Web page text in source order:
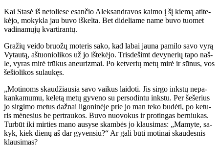
Kai Sta­sė iš ne­to­lie­se esan­čio Alek­san­dra­vos kai­mo į šį kie­mą ati­te­
kė­jo, mo­kyk­la jau bu­vo iš­kel­ta. Bet di­de­lia­me na­me bu­vo tuo­met
va­di­na­mų­jų kvar­ti­ran­tų.
Gra­žių vei­do bruo­žų mo­te­ris sa­ko, kad la­bai jau­na pa­mi­lo sa­vo vy­rą
Vy­tau­tą, aš­tuo­nio­li­kos už jo iš­te­kė­jo. Tris­de­šimt de­vy­ne­rių ta­po naš­
le, vy­ras mi­rė trū­kus aneu­riz­mai. Po ket­ve­rių me­tų mi­rė ir sū­nus, vos
še­šio­li­kos su­lau­kęs.
„Mo­ti­noms skau­džiau­sia sa­vo vai­kus lai­do­ti. Jis sir­go inks­tų ne­pa­
kan­ka­mu­mu, ke­le­tą me­tų gy­ve­no su per­so­din­tu inks­tu. Per še­še­rius
jo sir­gi­mo me­tus daž­nai li­go­ni­nė­je prie jo man te­ko bu­dė­ti, po ke­tu­
ris mė­ne­sius be per­trau­kos. Bu­vo nuo­vo­kus ir pro­tin­gas ber­niu­kas.
Tur­būt iki mir­ties ma­no au­sy­se skam­bės jo klau­si­mas: „Ma­my­te, sa­
kyk, kiek die­nų aš dar gy­ven­siu?“ Ar ga­li bū­ti mo­ti­nai skau­des­nis
klau­si­mas?